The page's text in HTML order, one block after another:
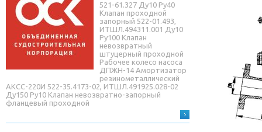
521-61.327 Ду10 Ру40
Клапан проходной
запорный 522-01.493,
ИТШЛ.494311.001 Ду10
Ру100 Клапан
невозвратный
штуцерный проходной
Рабочее колесо насоса
ДПЖН-14 Амортизатор
резинометаллический
АКСС-220И 522-35.4173-02, ИТШЛ.491925.028-02
Ду150 Ру10 Клапан невозвратно-запорный
фланцевый проходной